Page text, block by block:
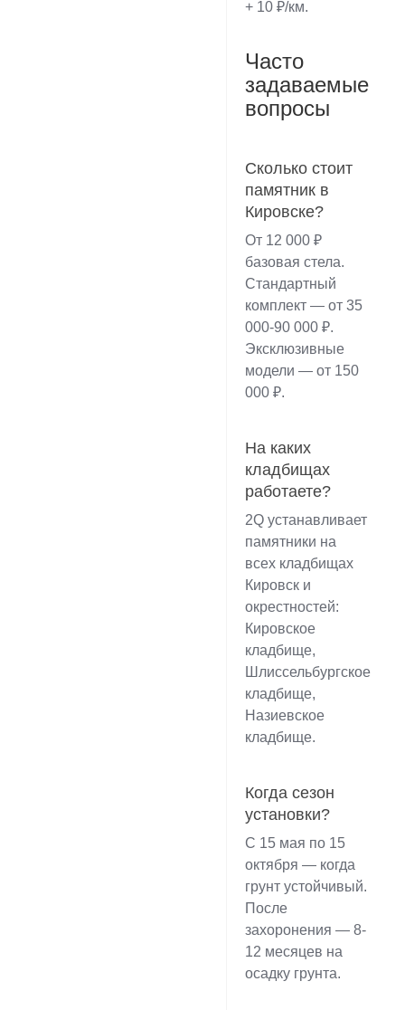
+ 10 ₽/км.
Часто
задаваемые
вопросы
Сколько стоит
памятник в
Кировске?
От 12 000 ₽
базовая стела.
Стандартный
комплект — от 35
000-90 000 ₽.
Эксклюзивные
модели — от 150
000 ₽.
На каких
кладбищах
работаете?
2Q устанавливает
памятники на
всех кладбищах
Кировск и
окрестностей:
Кировское
кладбище,
Шлиссельбургское
кладбище,
Назиевское
кладбище.
Когда сезон
установки?
С 15 мая по 15
октября — когда
грунт устойчивый.
После
захоронения — 8-
12 месяцев на
осадку грунта.